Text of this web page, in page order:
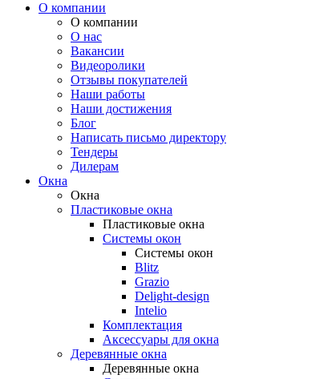
О компании
О компании
О нас
Вакансии
Видеоролики
Отзывы покупателей
Наши работы
Наши достижения
Блог
Написать письмо директору
Тендеры
Дилерам
Окна
Окна
Пластиковые окна
Пластиковые окна
Системы окон
Системы окон
Blitz
Grazio
Delight-design
Intelio
Комплектация
Аксессуары для окна
Деревянные окна
Деревянные окна